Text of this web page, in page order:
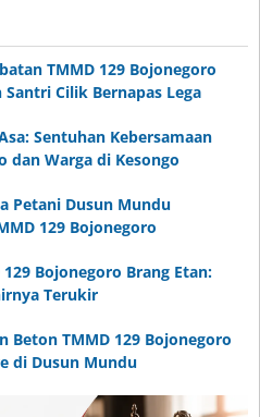
TMMD 129 Bojonegoro
Cilik Bernapas Lega
Sentuhan Kebersamaan
dan Warga di Kesongo
Petani Dusun Mundu
129 Bojonegoro
Bojonegoro Brang Etan:
Terukir
Beton TMMD 129 Bojonegoro
di Dusun Mundu